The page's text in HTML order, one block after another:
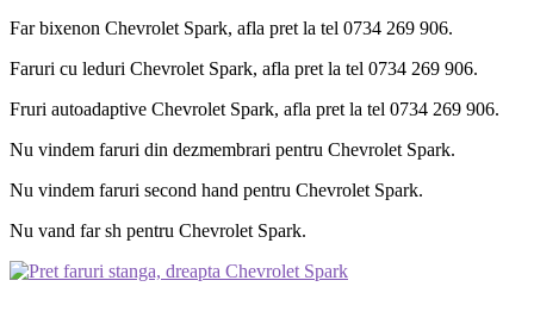
Far bixenon Chevrolet Spark, afla pret la tel 0734 269 906.
Faruri cu leduri Chevrolet Spark, afla pret la tel 0734 269 906.
Fruri autoadaptive Chevrolet Spark, afla pret la tel 0734 269 906.
Nu vindem faruri din dezmembrari pentru Chevrolet Spark.
Nu vindem faruri second hand pentru Chevrolet Spark.
Nu vand far sh pentru Chevrolet Spark.